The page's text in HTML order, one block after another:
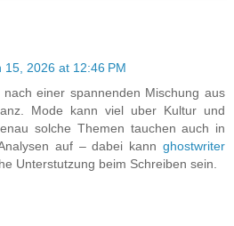
15, 2026 at 12:46 PM
nach einer spannenden Mischung aus
Mode kann viel uber Kultur und
solche Themen tauchen auch in
auf – dabei kann ghostwriter
Unterstutzung beim Schreiben sein.